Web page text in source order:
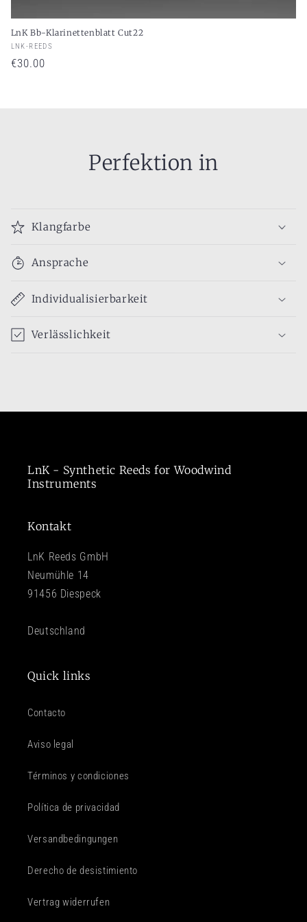
LnK Bb-Klarinettenblatt Cut22
Proveedor:
LNK-REEDS
Precio habitual
€30.00
Perfektion in
Klangfarbe
Ansprache
Individualisierbarkeit
Verlässlichkeit
LnK - Synthetic Reeds for Woodwind
Instruments
Kontakt
LnK Reeds GmbH
Neumühle 14
91456 Diespeck
Deutschland
Quick links
Contacto
Aviso legal
Términos y condiciones
Política de privacidad
Versandbedingungen
Derecho de desistimiento
Vertrag widerrufen